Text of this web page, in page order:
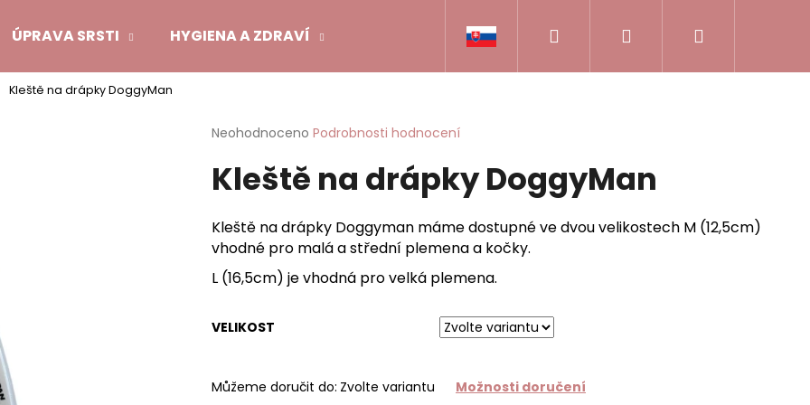
ÚPRAVA SRSTI HYGIENA A ZDRAVÍ POMŮCKY NA VÝSTAVU VÝSTAVNÍ VODÍTKA
Přihlášení
Kleště na drápky DoggyMan
Průměrné
produktu
je
z
5
hvězdiček.
Neohodnoceno Podrobnosti hodnocení
Kleště na drápky DoggyMan
Kleště na drápky Doggyman máme dostupné ve dvou velikostech M (12,5cm)
vhodné pro malá a střední plemena a kočky.
L (16,5cm) je vhodná pro velká plemena.
VELIKOST
Můžeme doručit do: Zvolte variantu Možnosti doručení
Co potřebujete najít?
HLEDAT